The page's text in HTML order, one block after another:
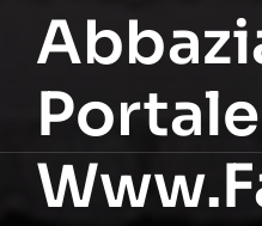
Portale